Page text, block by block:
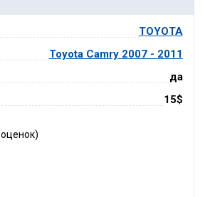
TOYOTA
Toyota Camry 2007 - 2011
да
15$
оценок)